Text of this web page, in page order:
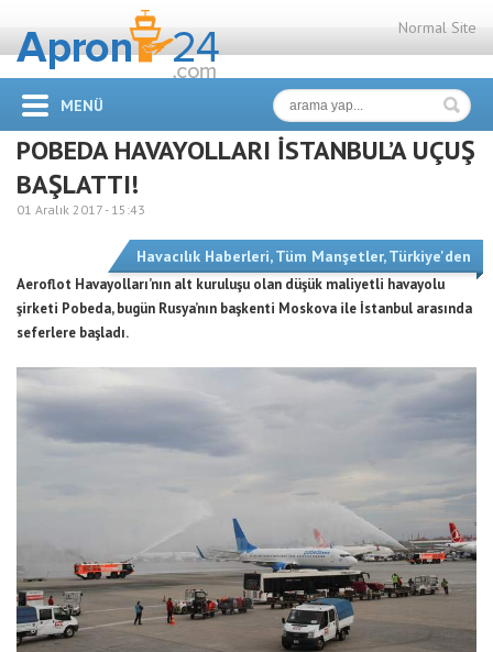
Normal Site
MENÜ
POBEDA HAVAYOLLARI İSTANBUL’A UÇUŞ
BAŞLATTI!
01 Aralık 2017 - 15:43
Havacılık Haberleri,Tüm Manşetler,Türkiye'den
Aeroflot Havayolları’nın alt kuruluşu olan düşük maliyetli havayolu
şirketi Pobeda, bugün Rusya’nın başkenti Moskova ile İstanbul arasında
seferlere başladı.